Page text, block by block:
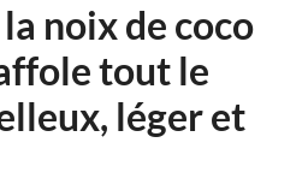
noix de coco
tout le
léger et